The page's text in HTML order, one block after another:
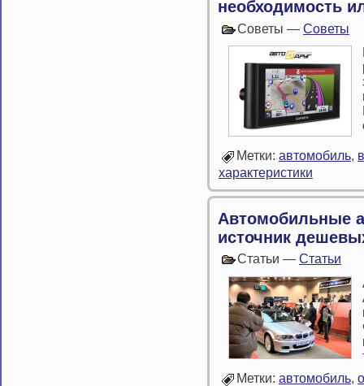
необходимость
Советы — Советы
Метки: автомобиль,
характеристики
Автомобильные
источник
Статьи — Статьи
Метки: автомобиль,